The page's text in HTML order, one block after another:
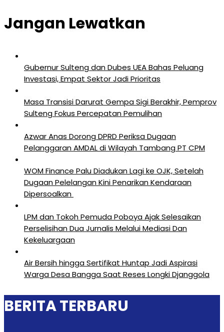
Jangan Lewatkan
Gubernur Sulteng dan Dubes UEA Bahas Peluang
Investasi, Empat Sektor Jadi Prioritas
Masa Transisi Darurat Gempa Sigi Berakhir, Pemprov
Sulteng Fokus Percepatan Pemulihan
Azwar Anas Dorong DPRD Periksa Dugaan
Pelanggaran AMDAL di Wilayah Tambang PT CPM
‎WOM Finance Palu Diadukan Lagi ke OJK, Setelah
Dugaan Pelelangan Kini Penarikan Kendaraan
Dipersoalkan ‎
LPM dan Tokoh Pemuda Poboya Ajak Selesaikan
Perselisihan Dua Jurnalis Melalui Mediasi Dan
Kekeluargaan
Air Bersih hingga Sertifikat Huntap Jadi Aspirasi
Warga Desa Bangga Saat Reses Longki Djanggola
BERITA TERBARU